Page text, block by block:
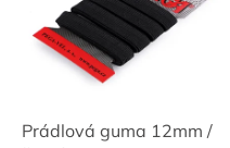
Prádlová guma 12mm /